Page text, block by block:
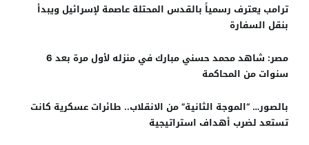
ترامب يعترف رسمياً بالقدس المحتلة عاصمة لإسرائيل ويبدأ
بنقل السفارة
مصر: شاهد محمد حسني مبارك في منزله لأول مرة بعد 6
سنوات من المحاكمة
بالصور… “الموجة الثانية” من الانقلاب.. طائرات عسكرية كانت
تستعد لضرب أهداف استراتيجية